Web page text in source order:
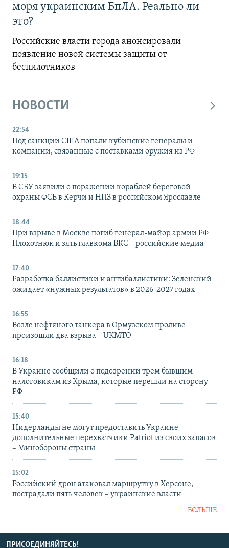
моря украинским БпЛА. Реально ли
это?
Российские власти города анонсировали
появление новой системы защиты от
беспилотников
НОВОСТИ
22:54
Под санкции США попали кубинские генералы и
компании, связанные с поставками оружия из РФ
19:15
В СБУ заявили о поражении кораблей береговой
охраны ФСБ в Керчи и НПЗ в российском Ярославле
18:44
При взрыве в Москве погиб генерал-майор армии РФ
Плохотнюк и зять главкома ВКС – российские медиа
17:40
Разработка баллистики и антибаллистики: Зеленский
ожидает «нужных результатов» в 2026-2027 годах
16:55
Возле нефтяного танкера в Ормузском проливе
произошли два взрыва – UKMTO
16:18
В Украине сообщили о подозрении трем бывшим
налоговикам из Крыма, которые перешли на сторону
РФ
15:40
Нидерланды не могут предоставить Украине
дополнительные перехватчики Patriot из своих запасов
– Минобороны страны
15:02
Российский дрон атаковал маршрутку в Херсоне,
пострадали пять человек – украинские власти
БОЛЬШЕ
ПРИСОЕДИНЯЙТЕСЬ!